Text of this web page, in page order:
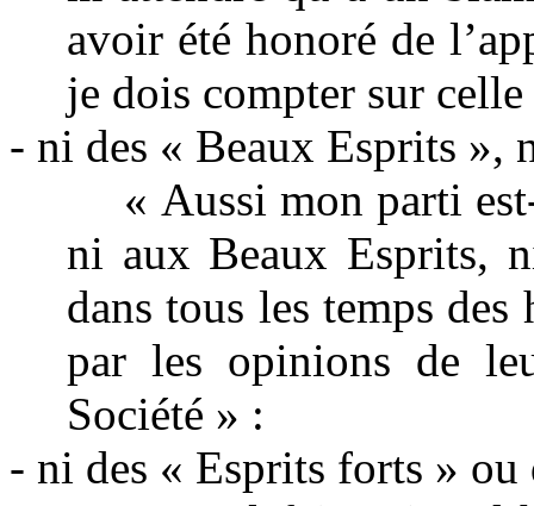
avoir été honoré de
je dois compter sur
- ni des « Beaux Esprits »,
« Aussi mon parti
ni aux Beaux Esprits,
dans tous les temps
par les opinions de
Société » :
- ni des « Esprits forts » ou